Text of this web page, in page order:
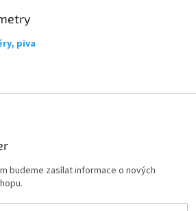
piva
budeme zasílat informace o nových